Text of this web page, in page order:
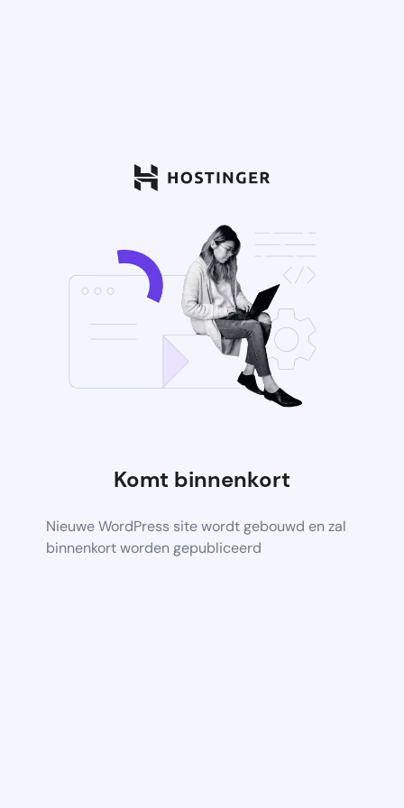
Komt binnenkort
Nieuwe WordPress site wordt gebouwd en zal
binnenkort worden gepubliceerd